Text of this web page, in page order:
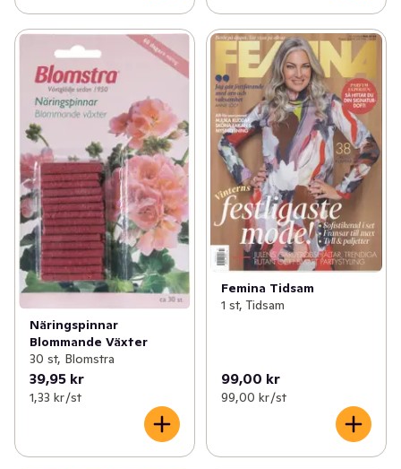
Näringspinnar
Blommande Växter
30 st, Blomstra
39,95 kr
1,33 kr /st
Femina Tidsam
1 st, Tidsam
99,00 kr
99,00 kr /st